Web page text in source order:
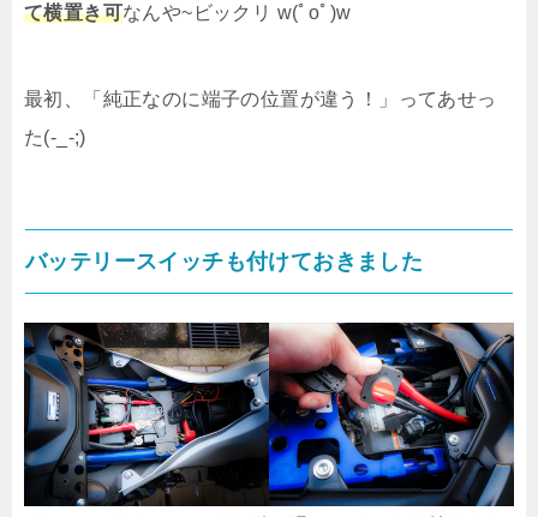
て横置き可なんや~ビックリ w(ﾟoﾟ)w
最初、「純正なのに端子の位置が違う！」ってあせっ
た(-_-;)
バッテリースイッチも付けておきました